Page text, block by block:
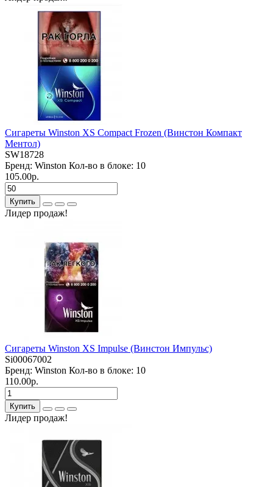
Сигареты Winston XS Compact Frozen (Винстон Компакт
Ментол)
SW18728
Бренд: Winston Кол-во в блоке: 10
105.00р.
Купить
Лидер продаж!
Сигареты Winston XS Impulse (Винстон Импульс)
Si00067002
Бренд: Winston Кол-во в блоке: 10
110.00р.
Купить
Лидер продаж!